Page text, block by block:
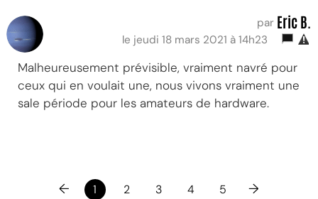
par Eric B.
le jeudi 18 mars 2021 à 14h23
Malheureusement prévisible, vraiment navré pour
ceux qui en voulait une, nous vivons vraiment une
sale période pour les amateurs de hardware.
← 1 2 3 4 5 →